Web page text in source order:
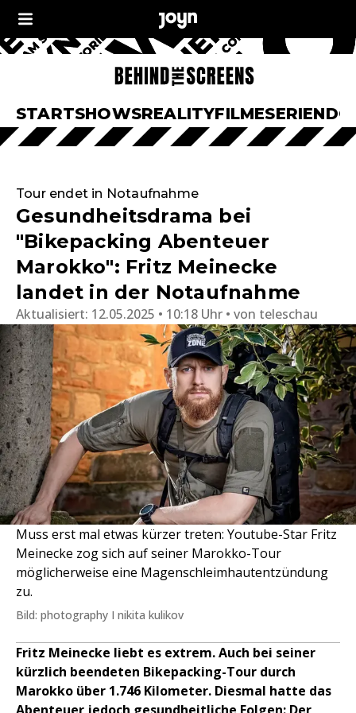
STARTSHOWSREALITYFILMESERIEN
Tour endet in Notaufnahme
Gesundheitsdrama bei
"Bikepacking Abenteuer
Marokko": Fritz Meinecke
landet in der Notaufnahme
Aktualisiert: 12.05.2025 • 10:18 Uhr von teleschau
Muss erst mal etwas kürzer treten: Youtube-Star Fritz
Meinecke zog sich auf seiner Marokko-Tour
möglicherweise eine Magenschleimhautentzündung
zu.
Bild: photography I nikita kulikov
Fritz Meinecke liebt es extrem. Auch bei seiner
kürzlich beendeten Bikepacking-Tour durch
Marokko über 1.746 Kilometer. Diesmal hatte das